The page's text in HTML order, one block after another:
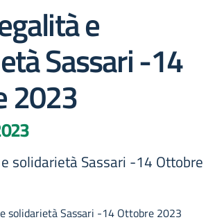
e
Sassari -14
2023
solidarietà Sassari -14 Ottobre
solidarietà Sassari -14 Ottobre 2023